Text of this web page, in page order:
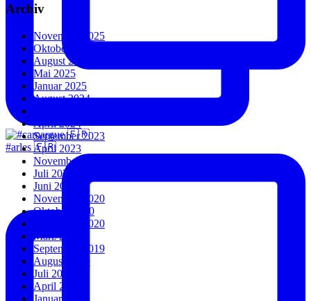
#arles 🇫🇷
Archiv
November 2025
Oktober 2025
August 2025
Mai 2025
Januar 2025
August 2024
April 2024
September 2023
April 2023
November 2022
Juli 2022
Juni 2022
November 2020
Oktober 2020
September 2020
März 2020
September 2019
August 2019
Juli 2019
April 2019
Januar 2019